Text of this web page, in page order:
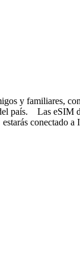
y familiares,
país. Las eSIM
conectado a